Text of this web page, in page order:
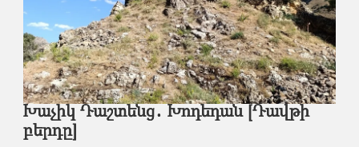
Խաչիկ Դաշտենց․ Խոդեդան [Դավթի
բերդը]